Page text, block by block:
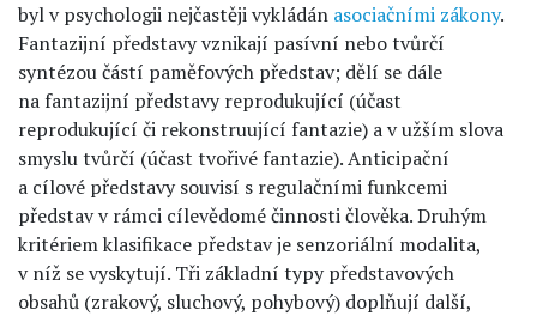
byl v psychologii nejčastěji vykládán asociačními zákony.
Fantazijní představy vznikají pasívní nebo tvůrčí
syntézou částí paměfových představ; dělí se dále
na fantazijní představy reprodukující (účast
reprodukující či rekonstruující fantazie) a v užším slova
smyslu tvůrčí (účast tvořivé fantazie). Anticipační
a cílové představy souvisí s regulačními funkcemi
představ v rámci cílevědomé činnosti člověka. Druhým
kritériem klasifikace představ je senzoriální modalita,
v níž se vyskytují. Tři základní typy představových
obsahů (zrakový, sluchový, pohybový) doplňují další,